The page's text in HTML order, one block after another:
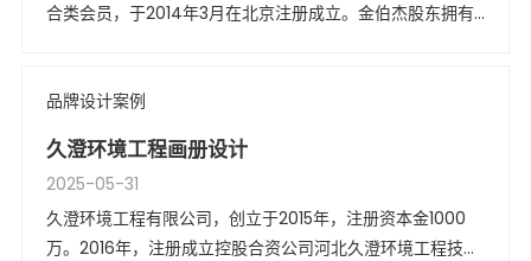
合类会员，于2014年3月在北京注册成立。金伯杰股东拥有
品牌设计案例
久澄环境工程画册设计
2025-05-31
久澄环境工程有限公司，创立于2015年，注册资本金1000
万。2016年，注册成立控股合资公司河北久澄环境工程技术